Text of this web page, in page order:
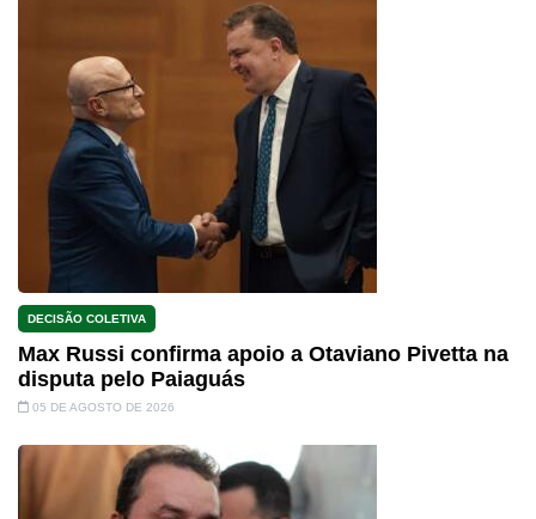
DECISÃO COLETIVA
Max Russi confirma apoio a Otaviano Pivetta na
disputa pelo Paiaguás
05 DE AGOSTO DE 2026